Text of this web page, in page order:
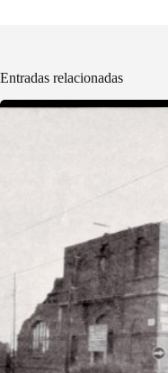
Entradas relacionadas